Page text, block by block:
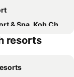
& Spa, Koh Chang
Koh Chang
Chang
resorts